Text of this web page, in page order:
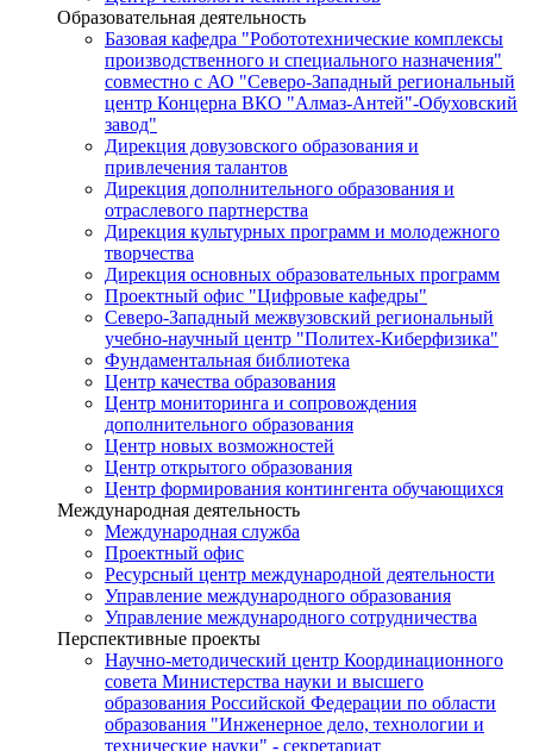
Образовательная деятельность
Базовая кафедра "Робототехнические комплексы
производственного и специального назначения"
совместно с АО "Северо-Западный региональный
центр Концерна ВКО "Алмаз-Антей"-Обуховский
завод"
Дирекция довузовского образования и
привлечения талантов
Дирекция дополнительного образования и
отраслевого партнерства
Дирекция культурных программ и молодежного
творчества
Дирекция основных образовательных программ
Проектный офис "Цифровые кафедры"
Северо-Западный межвузовский региональный
учебно-научный центр "Политех-Киберфизика"
Фундаментальная библиотека
Центр качества образования
Центр мониторинга и сопровождения
дополнительного образования
Центр новых возможностей
Центр открытого образования
Центр формирования контингента обучающихся
Международная деятельность
Международная служба
Проектный офис
Ресурсный центр международной деятельности
Управление международного образования
Управление международного сотрудничества
Перспективные проекты
Научно-методический центр Координационного
совета Министерства науки и высшего
образования Российской Федерации по области
образования "Инженерное дело, технологии и
технические науки" - секретариат